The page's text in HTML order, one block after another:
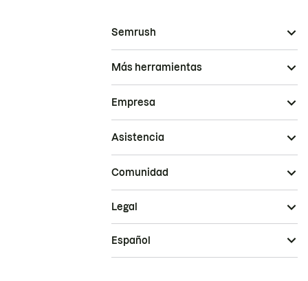
Semrush
Más herramientas
Empresa
Asistencia
Comunidad
Legal
Español